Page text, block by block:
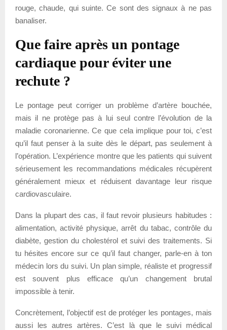
rouge, chaude, qui suinte. Ce sont des signaux à ne pas
banaliser.
Que faire après un pontage
cardiaque pour éviter une
rechute ?
Le pontage peut corriger un problème d’artère bouchée,
mais il ne protège pas à lui seul contre l’évolution de la
maladie coronarienne. Ce que cela implique pour toi, c’est
qu’il faut penser à la suite dès le départ, pas seulement à
l’opération. L’expérience montre que les patients qui suivent
sérieusement les recommandations médicales récupèrent
généralement mieux et réduisent davantage leur risque
cardiovasculaire.
Dans la plupart des cas, il faut revoir plusieurs habitudes :
alimentation, activité physique, arrêt du tabac, contrôle du
diabète, gestion du cholestérol et suivi des traitements. Si
tu hésites encore sur ce qu’il faut changer, parle-en à ton
médecin lors du suivi. Un plan simple, réaliste et progressif
est souvent plus efficace qu’un changement brutal
impossible à tenir.
Concrètement, l’objectif est de protéger les pontages, mais
aussi les autres artères. C’est là que le suivi médical